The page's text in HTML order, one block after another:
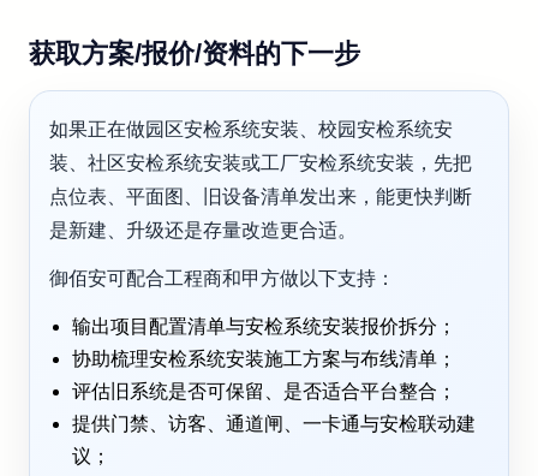
获取方案/报价/资料的下一步
如果正在做园区安检系统安装、校园安检系统安
装、社区安检系统安装或工厂安检系统安装，先把
点位表、平面图、旧设备清单发出来，能更快判断
是新建、升级还是存量改造更合适。
御佰安可配合工程商和甲方做以下支持：
输出项目配置清单与安检系统安装报价拆分；
协助梳理安检系统安装施工方案与布线清单；
评估旧系统是否可保留、是否适合平台整合；
提供门禁、访客、通道闸、一卡通与安检联动建
议；